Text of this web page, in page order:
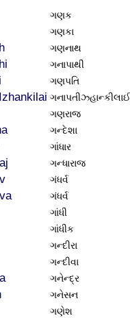
ગણક
ગણકા
ગણનાથ
ગનાપાથી
ગણપતિ
ગનાપતીઝ્હાન્કીલાઈ
ગણરાજ
ગન્દેશા
ગાંધાર
ગન્ધારાજ
ગંધર્વ
ગંધર્વ
ગાંધી
ગાંધીક
ગન્દીરા
ગન્દીવા
ગનેન્દ્ર
ગનેસન
ગણેશ